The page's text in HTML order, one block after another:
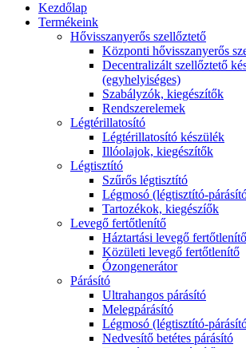
Kezdőlap
Termékeink
Hővisszanyerős szellőztető
Központi hővisszanyerős
Decentralizált szellőztető
(egyhelyiséges)
Szabályzók, kiegészítők
Rendszerelemek
Légtérillatosító
Légtérillatosító készülék
Illóolajok, kiegészítők
Légtisztító
Szűrős légtisztító
Légmosó (légtisztító-
Tartozékok, kiegészíők
Levegő fertőtlenítő
Háztartási levegő fertőtlenítő
Közületi levegő fertőtlenítő
Ózongenerátor
Párásító
Ultrahangos párásító
Melegpárásító
Légmosó (légtisztító-
Nedvesítő betétes párásító